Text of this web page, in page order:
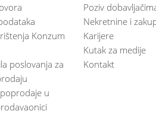
Konzum
poslovanja za
u
Poziv
Nekretnine i
Karijere
Kutak za medije
Kontakt